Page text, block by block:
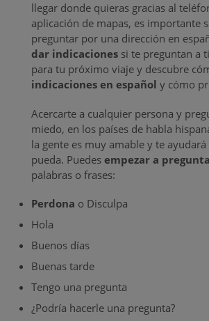
llegar donde quieras gracias al
aplicación de mapas, es importante
preguntar por una dirección en
dar indicacionessi te preguntan a
para tu próximo viaje y descubre
indicaciones en español y cómo
Acercarte a cualquier persona y
miedo, en los países de habla
la gente es muy amable y te
pueda. Puedes empezar a
palabras o frases:
Perdona o Disculpa
Hola
Buenos días
Buenas tarde
Tengo una pregunta
¿Podría hacerle una pregunta?